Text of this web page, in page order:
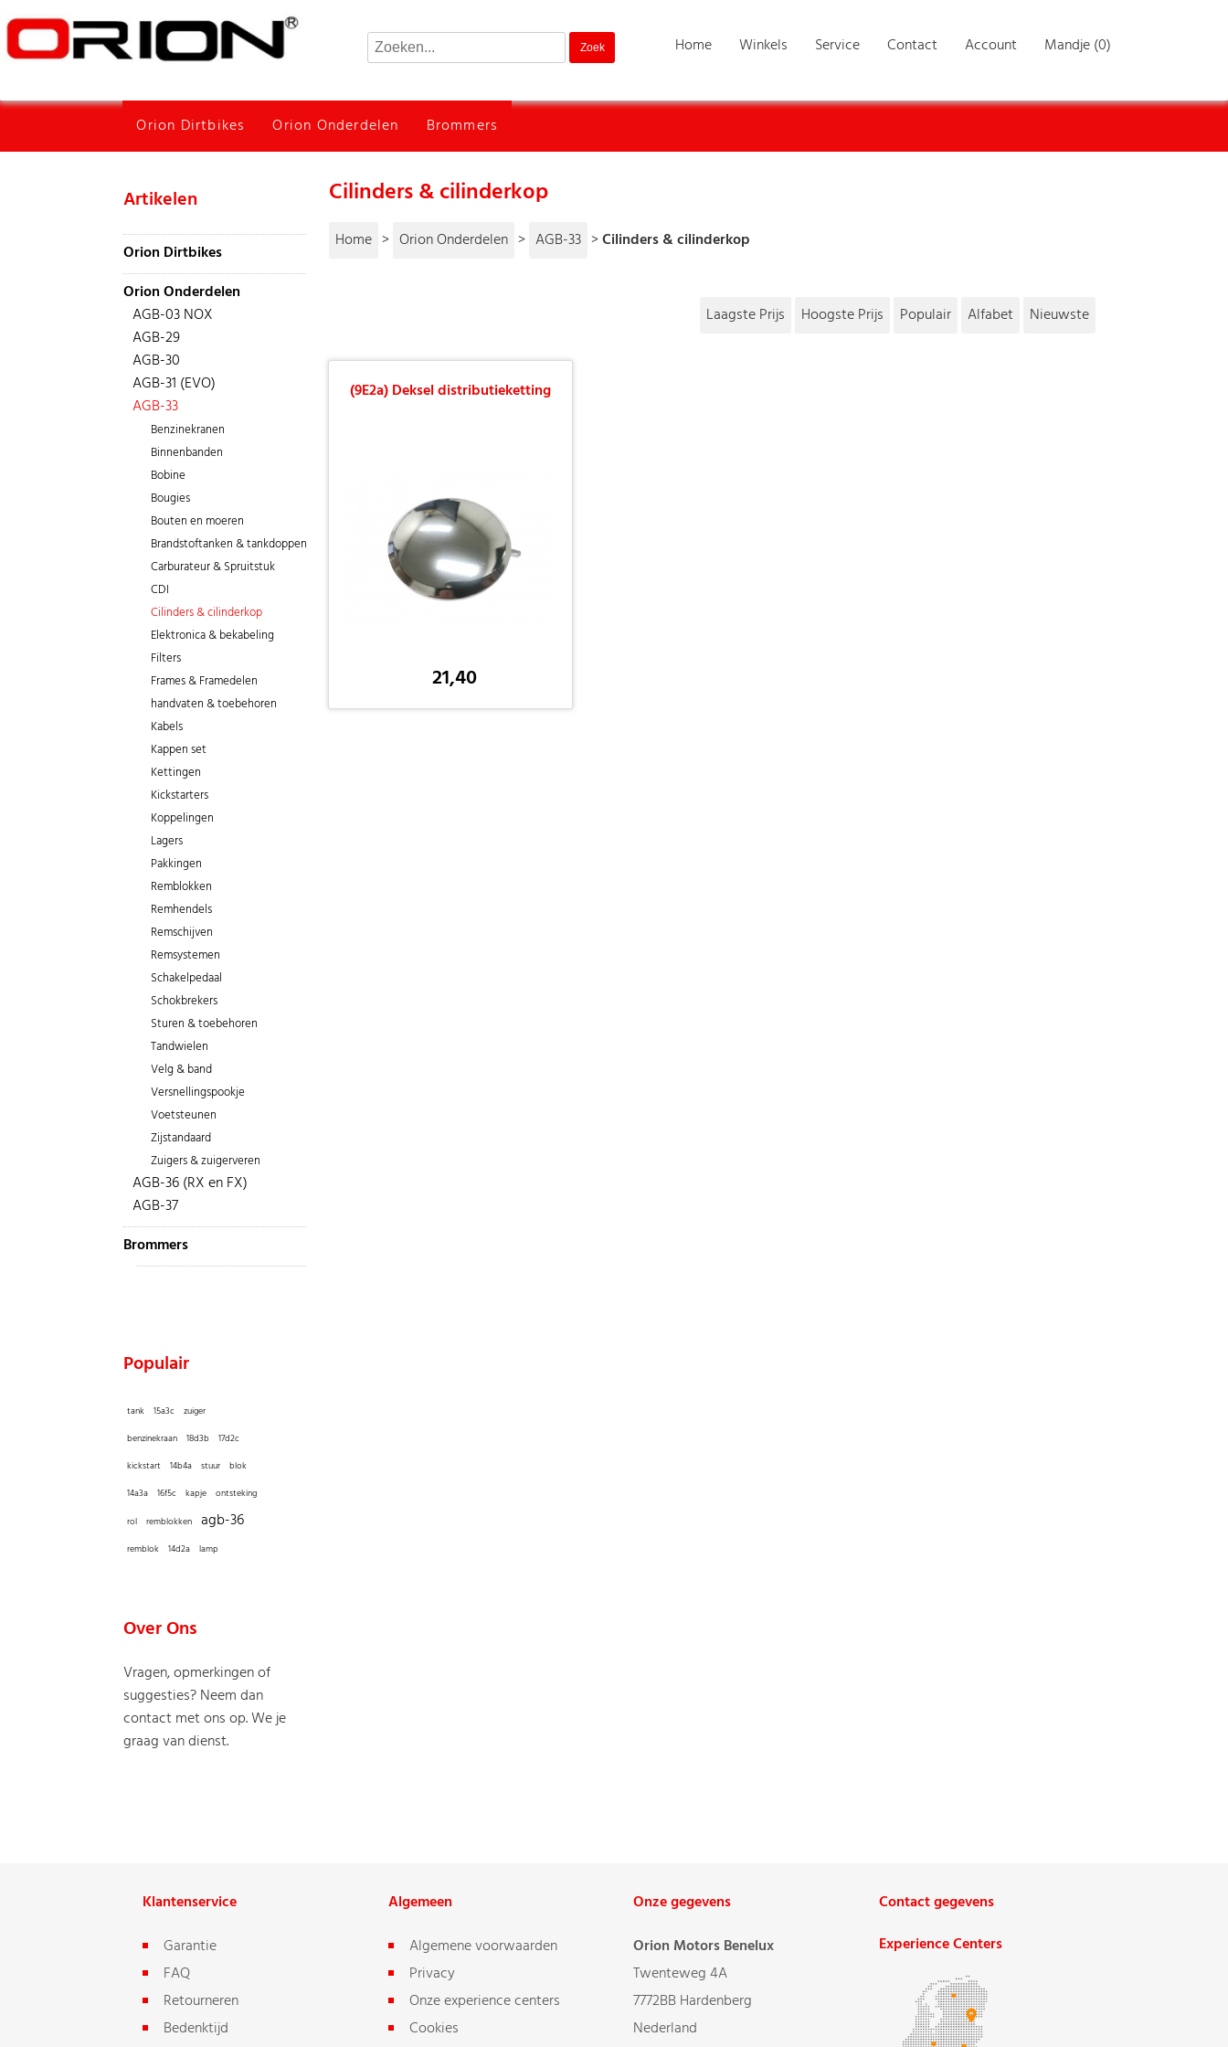
Home Winkels Service Contact Account Mandje (0)
Orion Dirtbikes Orion Onderdelen Brommers
Artikelen
Orion Dirtbikes
Orion Onderdelen
AGB-03 NOX
AGB-29
AGB-30
AGB-31 (EVO)
AGB-33
Benzinekranen
Binnenbanden
Bobine
Bougies
Bouten en moeren
Brandstoftanken & tankdoppen
Carburateur & Spruitstuk
CDI
Cilinders & cilinderkop
Elektronica & bekabeling
Filters
Frames & Framedelen
handvaten & toebehoren
Kabels
Kappen set
Kettingen
Kickstarters
Koppelingen
Lagers
Pakkingen
Remblokken
Remhendels
Remschijven
Remsystemen
Schakelpedaal
Schokbrekers
Sturen & toebehoren
Tandwielen
Velg & band
Versnellingspookje
Voetsteunen
Zijstandaard
Zuigers & zuigerveren
AGB-36 (RX en FX)
AGB-37
Brommers
Populair
tank 15a3c
zuiger
benzinekraan
18d3b
17d2c
kickstart
14b4a stuur
blok
14a3a
16f5c kapje
ontsteking
rol
remblokken agb-36
remblok 14d2a lamp
Over Ons
Vragen, opmerkingen of
suggesties? Neem dan
contact met ons op. We je
graag van dienst.
Cilinders & cilinderkop
Home > Orion Onderdelen > AGB-33 >Cilinders & cilinderkop
Laagste Prijs Hoogste Prijs Populair Alfabet Nieuwste
(9E2a) Deksel distributieketting
21,40
Klantenservice
Garantie
FAQ
Retourneren
Bedenktijd
Algemeen
Algemene voorwaarden
Privacy
Onze experience centers
Cookies
Onze gegevens
Orion Motors Benelux
Twenteweg 4A
7772BB Hardenberg
Nederland
Contact gegevens
Experience Centers